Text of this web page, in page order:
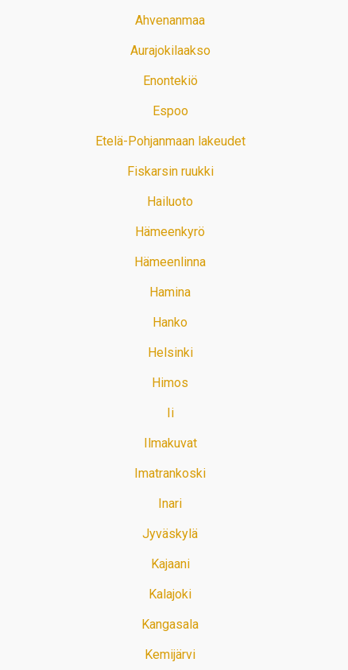
Ahvenanmaa
Aurajokilaakso
Enontekiö
Espoo
Etelä-Pohjanmaan lakeudet
Fiskarsin ruukki
Hailuoto
Hämeenkyrö
Hämeenlinna
Hamina
Hanko
Helsinki
Himos
Ii
Ilmakuvat
Imatrankoski
Inari
Jyväskylä
Kajaani
Kalajoki
Kangasala
Kemijärvi